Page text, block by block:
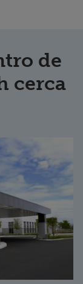
de
cerca